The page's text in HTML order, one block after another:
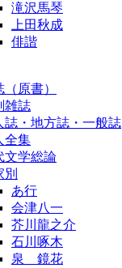
滝沢馬琴
上田秋成
俳諧
（原書）
雑誌
誌・地方誌・一般誌
全集
文学総論
別
あ行
会津八一
芥川龍之介
石川啄木
泉 鏡花